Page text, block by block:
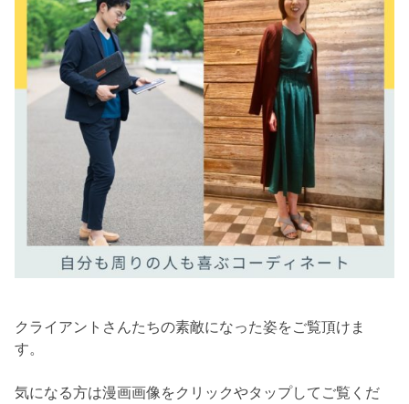
クライアントさんたちの素敵になった姿をご覧頂けま
す。
気になる方は漫画画像をクリックやタップしてご覧くだ